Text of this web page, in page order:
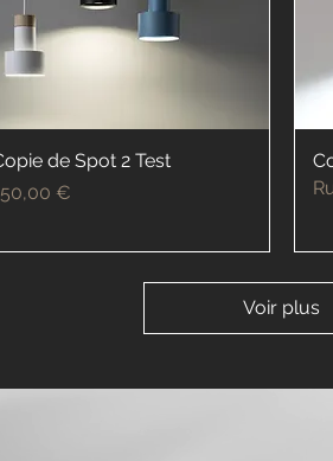
de Spot 2 Test
€
Voir plus